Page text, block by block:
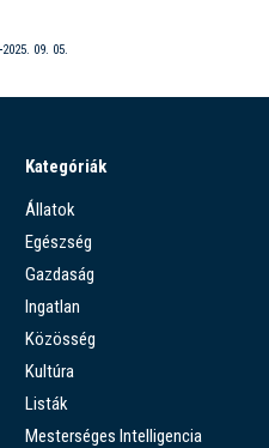
2025. 09. 05.
Kategóriák
Állatok
Egészség
Gazdaság
Ingatlan
Közösség
Kultúra
Listák
Mesterséges Intelligencia